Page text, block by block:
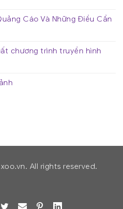
Cáo Và Những Điều Cần
chương trình truyền hình
All rights reserved.